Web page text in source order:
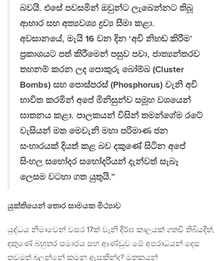
බවයි. එසේ පවසමින් ඔවුන්ට ලැබෙන්නට තිබූ
ආහාර සහ අත්‍යවශ්‍ය ද්‍රව්‍ය සීමා කළා.
අවසානයේ, මැයි 16 වන දින ‘අවි නිහඬ කිරීම’
ප්‍රකාශයට පත් කිරීමෙන් පසුව පවා, ජාත්‍යන්තරව
තහනම් කරන ලද පොකුරු බෝම්බ (Cluster
Bombs) සහ පොස්පරස් (Phosphorus) වැනි අවි
භාවිත කරමින් අපේ මිනිසුන්ව සමූහ වශයෙන්
ඝාතනය කළා. පාලකයන් විසින් තමන්ගේම රටේ
වැසියන් මත මෙවැනි මහා පරිමාණ ජන
සංහාරයක් දියත් කළ බව දකුණේ සිටින අපේ
සිංහල සහෝදර සහෝදරියන් දැන්වත් සැබෑ
ලෙසම වටහා ගත යුතුයි.”
යුක්තියෙන් තොර සාමයක මිථ්‍යාව
යුද්ධය නිමාවෙන් වසර 17ක් වැනි දීර්ඝ කාලයක් ගතවී තිබියදීත්,
දකුණේ බහුතර සමාජය සහ ආණ්ඩුව මේ අපරාධයන් දෙස
තවමත් බලන්නේ කුමන ඇසකින්ද? මතකයන්